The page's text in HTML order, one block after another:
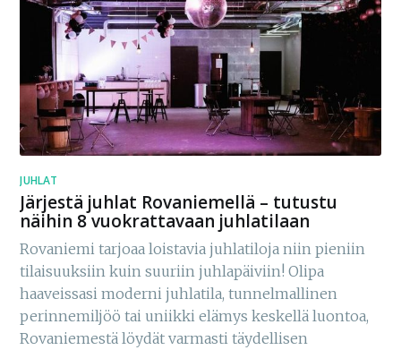
JUHLAT
Järjestä juhlat Rovaniemellä – tutustu
näihin 8 vuokrattavaan juhlatilaan
Rovaniemi tarjoaa loistavia juhlatiloja niin pieniin
tilaisuuksiin kuin suuriin juhlapäiviin! Olipa
haaveissasi moderni juhlatila, tunnelmallinen
perinnemiljöö tai uniikki elämys keskellä luontoa,
Rovaniemestä löydät varmasti täydellisen